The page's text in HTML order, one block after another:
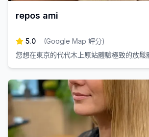
repos ami
5.0 (Google Map 評分)
您想在東京的代代木上原站體驗極致的放鬆